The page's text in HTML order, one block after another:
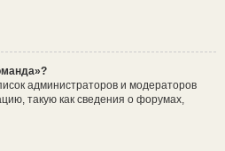
администраторов и модераторов
такую как сведения о форумах,